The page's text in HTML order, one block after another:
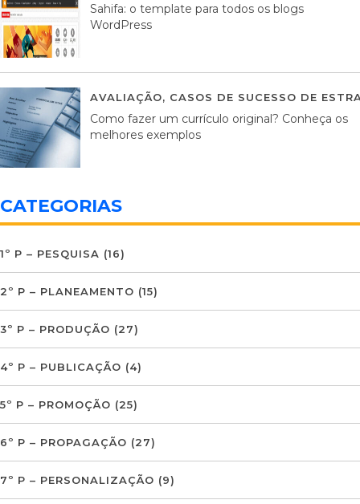
Sahifa: o template para todos os blogs
WordPress
AVALIAÇÃO, CASOS DE SUCESSO DE
Como fazer um currículo original? Conheça os
melhores exemplos
CATEGORIAS
1º P – PESQUISA (16)
2º P – PLANEAMENTO (15)
3º P – PRODUÇÃO (27)
4º P – PUBLICAÇÃO (4)
5º P – PROMOÇÃO (25)
6º P – PROPAGAÇÃO (27)
7º P – PERSONALIZAÇÃO (9)